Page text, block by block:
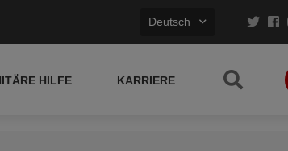
Deutsch
HILFE KARRIERE